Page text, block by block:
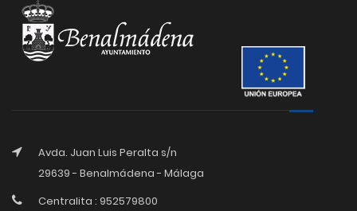
Avda. Juan Luis Peralta s/n
29639 - Benalmádena - Málaga
Centralita : 952579800